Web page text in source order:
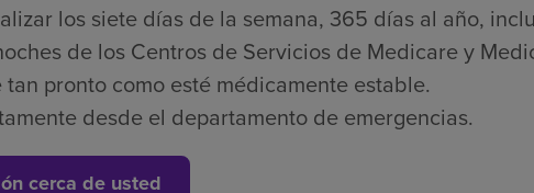
los siete días de la semana, 365 días al año,
de los Centros de Servicios de Medicare y
pronto como esté médicamente estable.
desde el departamento de emergencias.
cerca de usted